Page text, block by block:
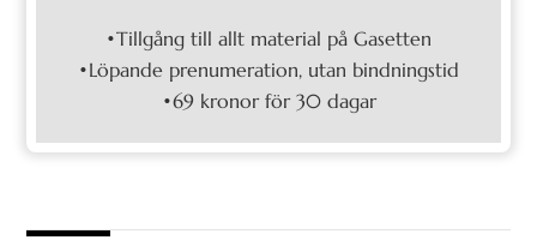
•Tillgång till allt material på Gasetten
•Löpande prenumeration, utan bindningstid
•69 kronor för 30 dagar